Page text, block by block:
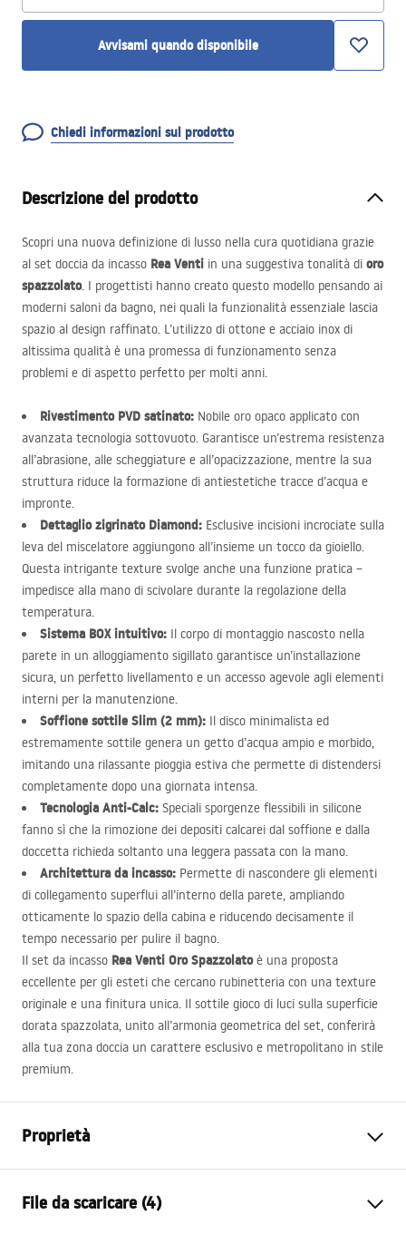
Avvisami quando disponibile
Chiedi informazioni sul prodotto
Descrizione del prodotto
Scopri una nuova definizione di lusso nella cura quotidiana grazie
al set doccia da incasso Rea Venti in una suggestiva tonalità di oro
spazzolato. I progettisti hanno creato questo modello pensando ai
moderni saloni da bagno, nei quali la funzionalità essenziale lascia
spazio al design raffinato. L’utilizzo di ottone e acciaio inox di
altissima qualità è una promessa di funzionamento senza
problemi e di aspetto perfetto per molti anni.
Rivestimento PVD satinato: Nobile oro opaco applicato con
avanzata tecnologia sottovuoto. Garantisce un’estrema resistenza
all’abrasione, alle scheggiature e all’opacizzazione, mentre la sua
struttura riduce la formazione di antiestetiche tracce d’acqua e
impronte.
Dettaglio zigrinato Diamond: Esclusive incisioni incrociate sulla
leva del miscelatore aggiungono all’insieme un tocco da gioiello.
Questa intrigante texture svolge anche una funzione pratica –
impedisce alla mano di scivolare durante la regolazione della
temperatura.
Sistema BOXintuitivo: Il corpo di montaggio nascosto nella
parete in un alloggiamento sigillato garantisce un’installazione
sicura, un perfetto livellamento e un accesso agevole agli elementi
interni per la manutenzione.
Soffione sottile Slim (2 mm): Il disco minimalista ed
estremamente sottile genera un getto d’acqua ampio e morbido,
imitando una rilassante pioggia estiva che permette di distendersi
completamente dopo una giornata intensa.
Tecnologia Anti-Calc: Speciali sporgenze flessibili in silicone
fanno sì che la rimozione dei depositi calcarei dal soffione e dalla
doccetta richieda soltanto una leggera passata con la mano.
Architettura da incasso: Permette di nascondere gli elementi
di collegamento superflui all’interno della parete, ampliando
otticamente lo spazio della cabina e riducendo decisamente il
tempo necessario per pulire il bagno.
Il set da incasso Rea Venti Oro Spazzolatoè una proposta
eccellente per gli esteti che cercano rubinetteria con una texture
originale e una finitura unica. Il sottile gioco di luci sulla superficie
dorata spazzolata, unito all’armonia geometrica del set, conferirà
alla tua zona doccia un carattere esclusivo e metropolitano in stile
premium.
Proprietà
Materiale
File da scaricare (4)